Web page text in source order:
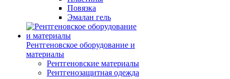
Повязка
Эмалан гель
Рентгеновское оборудование и
материалы
Рентгеновские материалы
Рентгенозащитная одежда